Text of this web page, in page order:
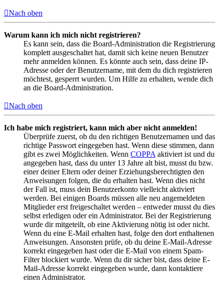
Nach oben
Warum kann ich mich nicht registrieren?
Es kann sein, dass die Board-Administration die Registrierung
komplett ausgeschaltet hat, damit sich keine neuen Benutzer
mehr anmelden können. Es könnte auch sein, dass deine IP-
Adresse oder der Benutzername, mit dem du dich registrieren
möchtest, gesperrt wurden. Um Hilfe zu erhalten, wende dich
an die Board-Administration.
Nach oben
Ich habe mich registriert, kann mich aber nicht anmelden!
Überprüfe zuerst, ob du den richtigen Benutzernamen und das
richtige Passwort eingegeben hast. Wenn diese stimmen, dann
gibt es zwei Möglichkeiten. Wenn COPPA aktiviert ist und du
angegeben hast, dass du unter 13 Jahre alt bist, musst du bzw.
einer deiner Eltern oder deiner Erziehungsberechtigten den
Anweisungen folgen, die du erhalten hast. Wenn dies nicht
der Fall ist, muss dein Benutzerkonto vielleicht aktiviert
werden. Bei einigen Boards müssen alle neu angemeldeten
Mitglieder erst freigeschaltet werden – entweder musst du dies
selbst erledigen oder ein Administrator. Bei der Registrierung
wurde dir mitgeteilt, ob eine Aktivierung nötig ist oder nicht.
Wenn du eine E-Mail erhalten hast, folge den dort enthaltenen
Anweisungen. Ansonsten prüfe, ob du deine E-Mail-Adresse
korrekt eingegeben hast oder die E-Mail von einem Spam-
Filter blockiert wurde. Wenn du dir sicher bist, dass deine E-
Mail-Adresse korrekt eingegeben wurde, dann kontaktiere
einen Administrator.